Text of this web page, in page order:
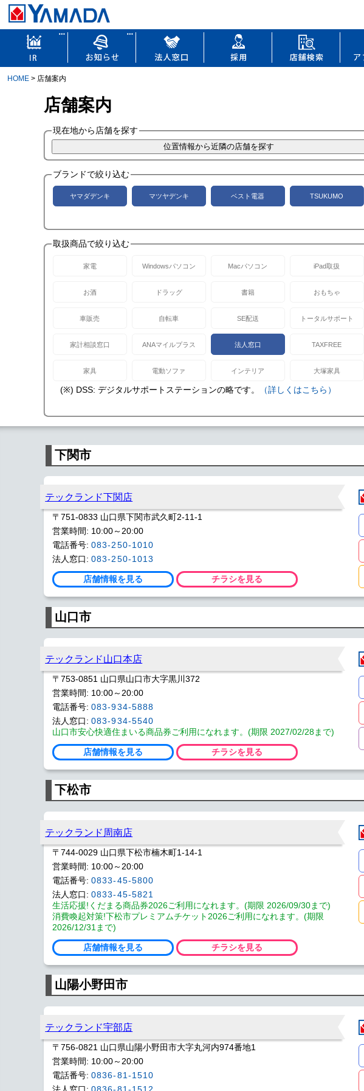
HOME > 店舗案内
店舗案内
現在地から店舗を探す
ブランドで絞り込む
ヤマダデンキ マツヤデンキ ベスト電器 TSUKUMO
取扱商品で絞り込む
家電 Windowsパソコン Macパソコン iPad取扱
お酒 ドラッグ 書籍 おもちゃ
車販売 自転車 SE配送 トータルサポート
家計相談窓口 ANAマイルプラス 法人窓口 TAXFREE
家具 電動ソファ インテリア 大塚家具
(※) DSS: デジタルサポートステーションの略です。 （詳しくはこちら）
下関市
テックランド下関店
〒751-0833 山口県下関市武久町2-11-1
営業時間: 10:00～20:00
電話番号: 083-250-1010
法人窓口: 083-250-1013
店舗情報を見る チラシを見る
山口市
テックランド山口本店
〒753-0851 山口県山口市大字黒川372
営業時間: 10:00～20:00
電話番号: 083-934-5888
法人窓口: 083-934-5540
山口市安心快適住まいる商品券ご利用になれます。(期限 2027/02/28まで)
店舗情報を見る チラシを見る
下松市
テックランド周南店
〒744-0029 山口県下松市楠木町1-14-1
営業時間: 10:00～20:00
電話番号: 0833-45-5800
法人窓口: 0833-45-5821
生活応援!くだまる商品券2026ご利用になれます。(期限 2026/09/30まで)
消費喚起対策!下松市プレミアムチケット2026ご利用になれます。(期限
2026/12/31まで)
店舗情報を見る チラシを見る
山陽小野田市
テックランド宇部店
〒756-0821 山口県山陽小野田市大字丸河内974番地1
営業時間: 10:00～20:00
電話番号: 0836-81-1510